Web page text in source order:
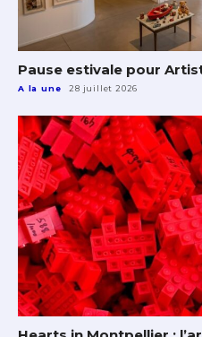
Pause estivale pour
A la une 28 juillet 2026